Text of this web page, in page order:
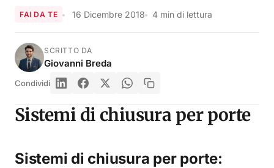
FAI DA TE 16 Dicembre 2018 4 min di lettura
SCRITTO DA
Giovanni Breda
Condividi
Sistemi di chiusura per porte
Sistemi di chiusura per porte: